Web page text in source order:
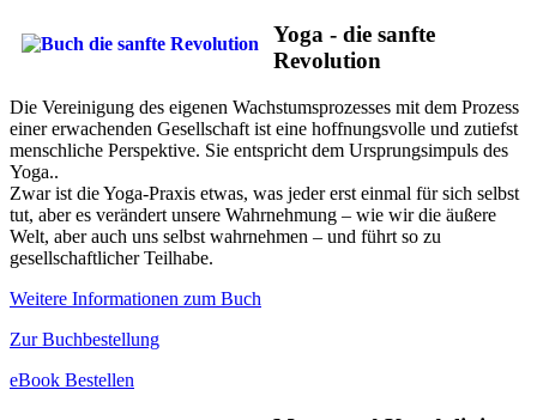
Yoga - die sanfte
Revolution
Die Vereinigung des eigenen Wachstumsprozesses mit dem Prozess
einer erwachenden Gesellschaft ist eine hoffnungsvolle und zutiefst
menschliche Perspektive. Sie entspricht dem Ursprungsimpuls des
Yoga..
Zwar ist die Yoga-Praxis etwas, was jeder erst einmal für sich selbst
tut, aber es verändert unsere Wahrnehmung – wie wir die äußere
Welt, aber auch uns selbst wahrnehmen – und führt so zu
gesellschaftlicher Teilhabe.
Weitere Informationen zum Buch
Zur Buchbestellung
eBook Bestellen